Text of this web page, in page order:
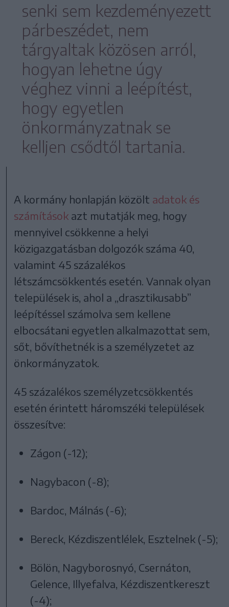
senki sem kezdeményezett
párbeszédet, nem
tárgyaltak közösen arról,
hogyan lehetne úgy
véghez vinni a leépítést,
hogy egyetlen
önkormányzatnak se
kelljen csődtől tartania.
A kormány honlapján közölt adatok és
számítások azt mutatják meg, hogy
mennyivel csökkenne a helyi
közigazgatásban dolgozók száma 40,
valamint 45 százalékos
létszámcsökkentés esetén. Vannak olyan
települések is, ahol a „drasztikusabb”
leépítéssel számolva sem kellene
elbocsátani egyetlen alkalmazottat sem,
sőt, bővíthetnék is a személyzetet az
önkormányzatok.
45 százalékos személyzetcsökkentés
esetén érintett háromszéki települések
összesítve:
Zágon (-12);
Nagybacon (-8);
Bardoc, Málnás (-6);
Bereck, Kézdiszentlélek, Esztelnek (-5);
Bölön, Nagyborosnyó, Csernáton,
Gelence, Illyefalva, Kézdiszentkereszt
(-4);